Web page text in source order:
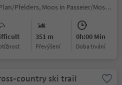
Plan/Pfelders, Moos in Passeier/Moso in Passiria, Meran/Merano and environs
351 m
Převýšení
0h:00 Min
doba trvání
country ski trail